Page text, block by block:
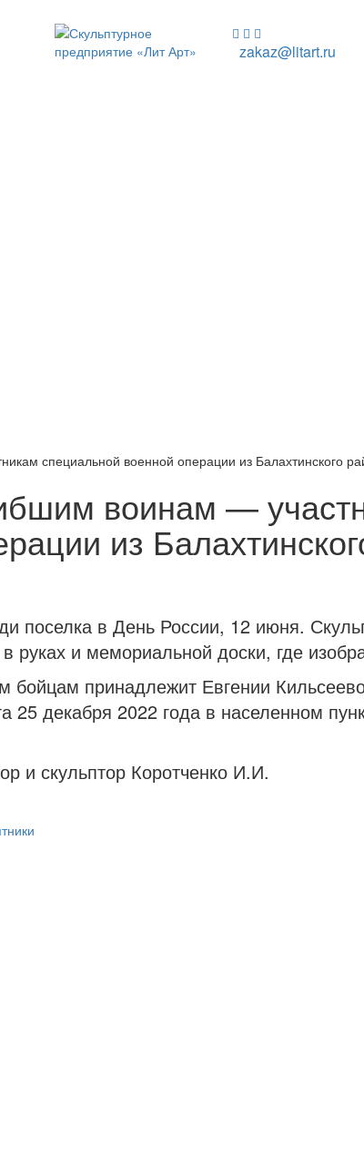
zakaz@litart.ru
специальной военной операции из Балахтинского
воинам —
из
поселка в День России, 12 июня.
руках и мемориальной доски, где
бойцам принадлежит Евгении
25 декабря 2022 года в населенном
и скульптор Коротченко И.И.